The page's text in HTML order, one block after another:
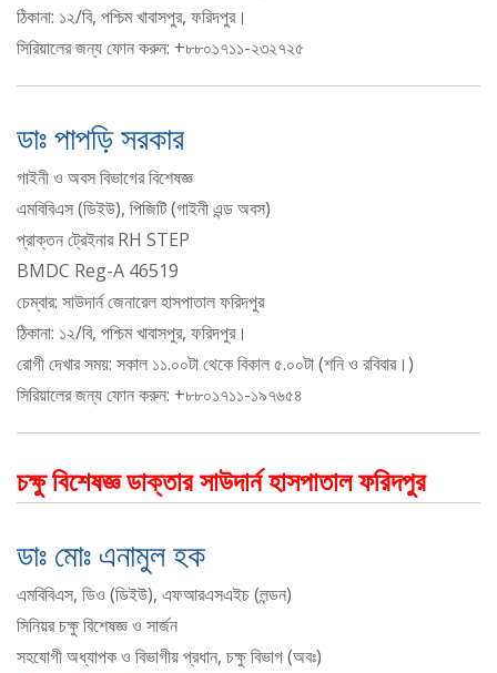
ঠিকানা: ১২/বি, পশ্চিম খাবাসপুর, ফরিদপুর।
সিরিয়ালের জন্য ফোন করুন: +৮৮০১৭১১-২৩২৭২৫
ডাঃ পাপড়ি সরকার
গাইনী ও অবস বিভাগের বিশেষজ্ঞ
এমবিবিএস (ডিইউ), পিজিটি (গাইনী এন্ড অবস)
প্রাক্তন ট্রেইনার RH STEP
BMDC Reg-A 46519
চেম্বার: সাউদার্ন জেনারেল হাসপাতাল ফরিদপুর
ঠিকানা: ১২/বি, পশ্চিম খাবাসপুর, ফরিদপুর।
রোগী দেখার সময়: সকাল ১১.০০টা থেকে বিকাল ৫.০০টা (শনি ও রবিবার।)
সিরিয়ালের জন্য ফোন করুন: +৮৮০১৭১১-১৯৭৬৫৪
চক্ষু বিশেষজ্ঞ ডাক্তার সাউদার্ন হাসপাতাল ফরিদপুর
ডাঃ মোঃ এনামুল হক
এমবিবিএস, ডিও (ডিইউ), এফআরএসএইচ (লন্ডন)
সিনিয়র চক্ষু বিশেষজ্ঞ ও সার্জন
সহযোগী অধ্যাপক ও বিভাগীয় প্রধান, চক্ষু বিভাগ (অবঃ)